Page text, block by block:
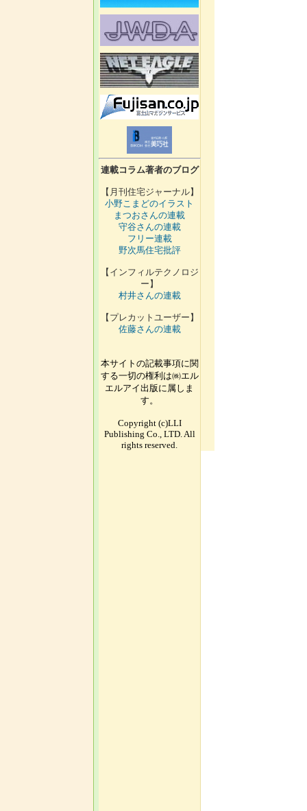
連載コラム著者のブログ
【月刊住宅ジャーナル】
小野こまどのイラスト
まつおさんの連載
守谷さんの連載
フリー連載
野次馬住宅批評
【インフィルテクノロジ
ー】
村井さんの連載
【プレカットユーザー】
佐藤さんの連載
本サイトの記載事項に関
する一切の権利は㈱エル
エルアイ出版に属しま
す。
Copyright (c)LLI
Publishing Co., LTD. All
rights reserved.